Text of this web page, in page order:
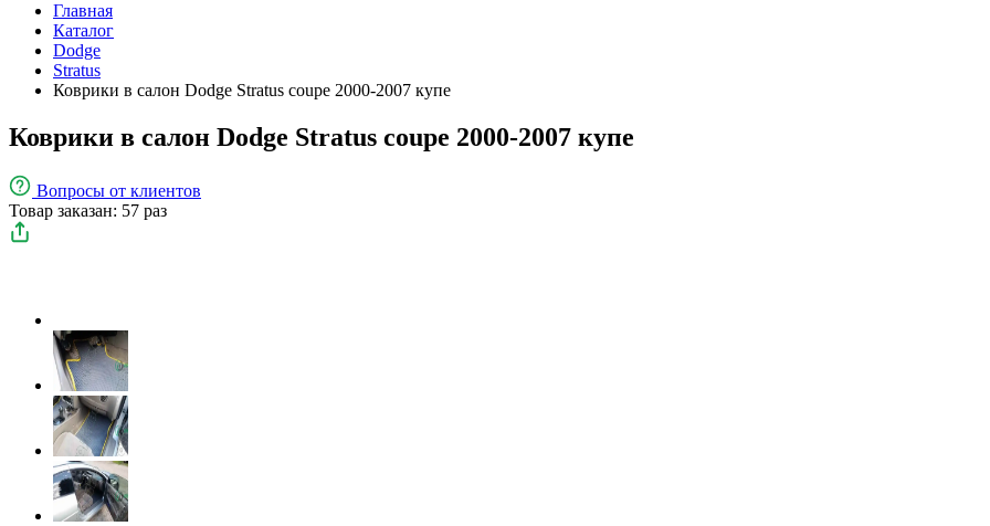
Главная
Каталог
Dodge
Stratus
Коврики в салон Dodge Stratus coupe 2000-2007 купе
Коврики в салон Dodge Stratus coupe 2000-2007 купе
Вопросы от клиентов
Товар заказан: 57 раз